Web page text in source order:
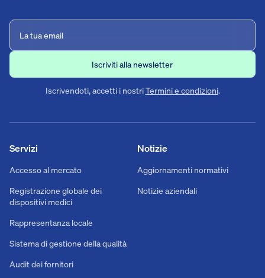
Iscrivendoti, accetti i nostriTermini e condizioni.
Notizie
Aggiornamenti normativi
Notizie aziendali
Servizi
Accesso al mercato
Registrazione globale dei
dispositivi medici
Rappresentanza locale
Sistema di gestione della qualità
Audit dei fornitori